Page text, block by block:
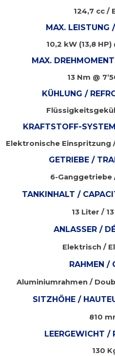
124,7 cc /
MAX. LEISTUNG
10,2 kW (13,8 HP)
MAX.
13 Nm @
KÜHLUNG /
KRAFTSTOFF-
Elektronische
GETRIEBE /
6-Ganggetriebe
TANKINHALT /
13 Liter /
ANLASSER /
Elektrisch /
RAHMEN /
Aluminiumrahmen /
SITZHÖHE /
810
LEERGEWICHT /
130